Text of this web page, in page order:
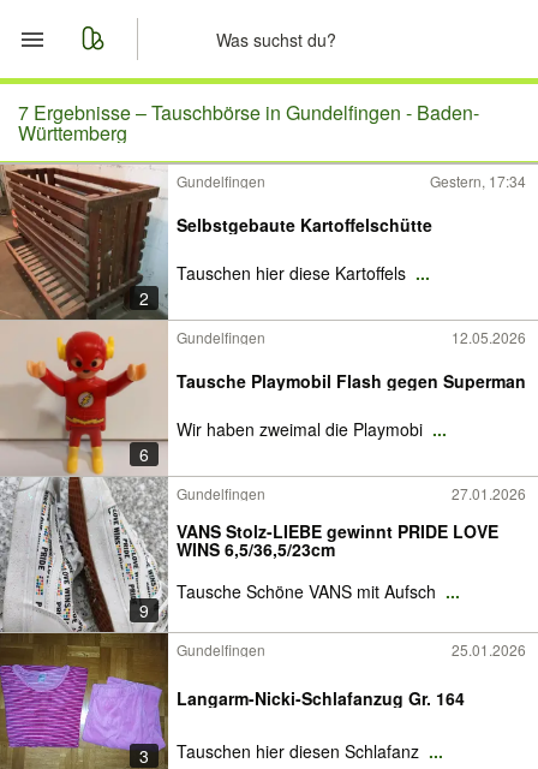
Start
Merkliste
Nachrichten
Anzeige aufgeben
7 Ergebnisse –Tauschbörse in Gundelfingen - Baden-
Württemberg
2
Gundelfingen Gestern, 17:34
Selbstgebaute Kartoffelschütte
Tauschen hier diese Kartoffels ...
6
Gundelfingen 12.05.2026
Tausche Playmobil Flash gegen Superman
Wir haben zweimal die Playmobi ...
9
Gundelfingen 27.01.2026
VANS Stolz-LIEBE gewinnt PRIDE LOVE
WINS 6,5/36,5/23cm
Tausche Schöne VANS mit Aufsch ...
3
Gundelfingen 25.01.2026
Langarm-Nicki-Schlafanzug Gr. 164
Tauschen hier diesen Schlafanz ...